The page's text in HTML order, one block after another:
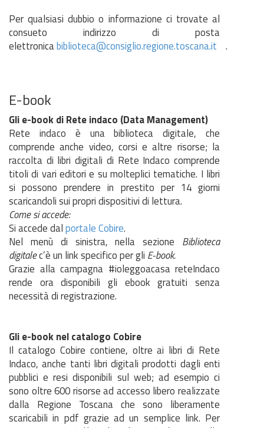
Per qualsiasi dubbio o informazione ci trovate al
consueto indirizzo di posta
elettronicabiblioteca@consiglio.regione.toscana.it .
E-book
Gli e-book di Rete indaco (Data Management)
Rete indaco è una biblioteca digitale, che
comprende anche video, corsi e altre risorse; la
raccolta di libri digitali di Rete Indaco comprende
titoli di vari editori e su molteplici tematiche. I libri
si possono prendere in prestito per 14 giorni
scaricandoli sui propri dispositivi di lettura.
Come si accede:
Si accede dalportale Cobire.
Nel menù di sinistra, nella sezione Biblioteca
digitalec’è un link specifico per gli E-book.
Grazie alla campagna #ioleggoacasa reteIndaco
rende ora disponibili gli ebook gratuiti senza
necessità di registrazione.
Gli e-book nel catalogo Cobire
Il catalogo Cobire contiene, oltre ai libri di Rete
Indaco, anche tanti libri digitali prodotti dagli enti
pubblici e resi disponibili sul web; ad esempio ci
sono oltre 600 risorse ad accesso libero realizzate
dalla Regione Toscana che sono liberamente
scaricabili in pdf grazie ad un semplice link. Per